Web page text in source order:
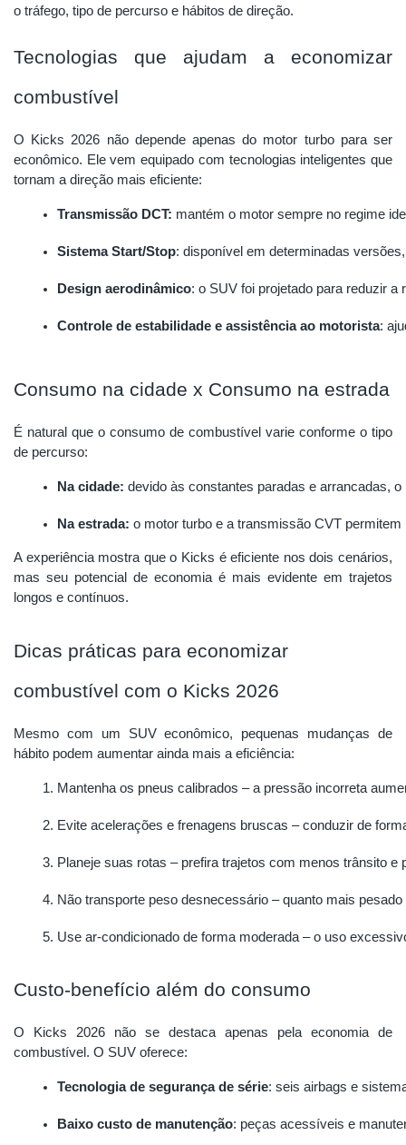
o tráfego, tipo de percurso e hábitos de direção.
Tecnologias que ajudam a economizar
combustível
O Kicks 2026 não depende apenas do motor turbo para ser
econômico. Ele vem equipado com tecnologias inteligentes que
tornam a direção mais eficiente:
Transmissão DCT: mantém o motor sempre no regime
Sistema Start/Stop: disponível em determinadas
Design aerodinâmico: o SUV foi projetado para reduzir
Controle de estabilidade e assistência ao motorista:
Consumo na cidade x Consumo na estrada
É natural que o consumo de combustível varie conforme o tipo
de percurso:
Na cidade: devido às constantes paradas e arrancadas,
Na estrada: o motor turbo e a transmissão CVT
A experiência mostra que o Kicks é eficiente nos dois cenários,
mas seu potencial de economia é mais evidente em trajetos
longos e contínuos.
Dicas práticas para economizar
combustível com o Kicks 2026
Mesmo com um SUV econômico, pequenas mudanças de
hábito podem aumentar ainda mais a eficiência:
Mantenha os pneus calibrados – a pressão incorreta
Evite acelerações e frenagens bruscas – conduzir de
Planeje suas rotas – prefira trajetos com menos trânsito
Não transporte peso desnecessário – quanto mais
Use ar-condicionado de forma moderada – o uso
Custo-benefício além do consumo
O Kicks 2026 não se destaca apenas pela economia de
combustível. O SUV oferece:
Tecnologia de segurança de série: seis airbags e
Baixo custo de manutenção: peças acessíveis e